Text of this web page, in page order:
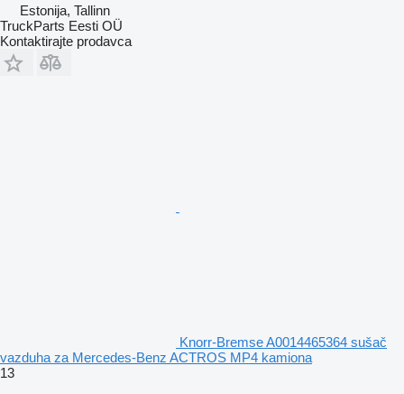
Estonija, Tallinn
TruckParts Eesti OÜ
Kontaktirajte prodavca
Knorr-Bremse A0014465364 sušač
vazduha za Mercedes-Benz ACTROS MP4 kamiona
13